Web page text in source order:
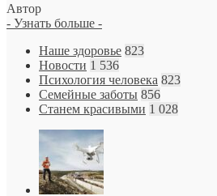
Автор
- Узнать больше -
Наше здоровье 823
Новости 1 536
Психология человека 823
Семейные заботы 856
Станем красивыми 1 028